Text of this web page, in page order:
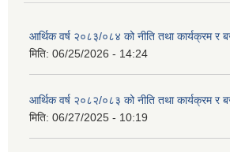
आर्थिक वर्ष २०८३/०८४ को नीति तथा कार्यक्रम र
मिति: 06/25/2026 - 14:24
आर्थिक वर्ष २०८२/०८३ को नीति तथा कार्यक्रम र
मिति: 06/27/2025 - 10:19